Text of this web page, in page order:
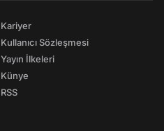
Kariyer
Kullanıcı Sözleşmesi
Yayın İlkeleri
Künye
RSS